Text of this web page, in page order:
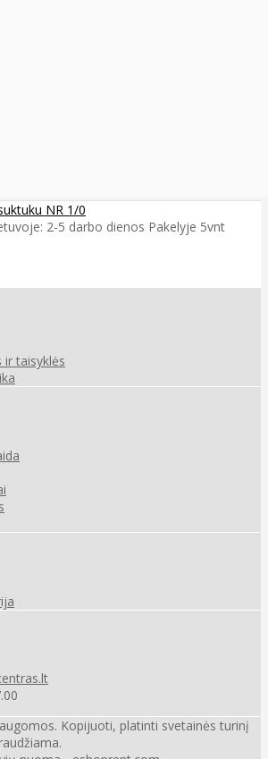
NR 1/0
2-5 darbo dienos Pakelyje 5vnt
ir taisyklės
Kopijuoti, platinti svetainės turinį